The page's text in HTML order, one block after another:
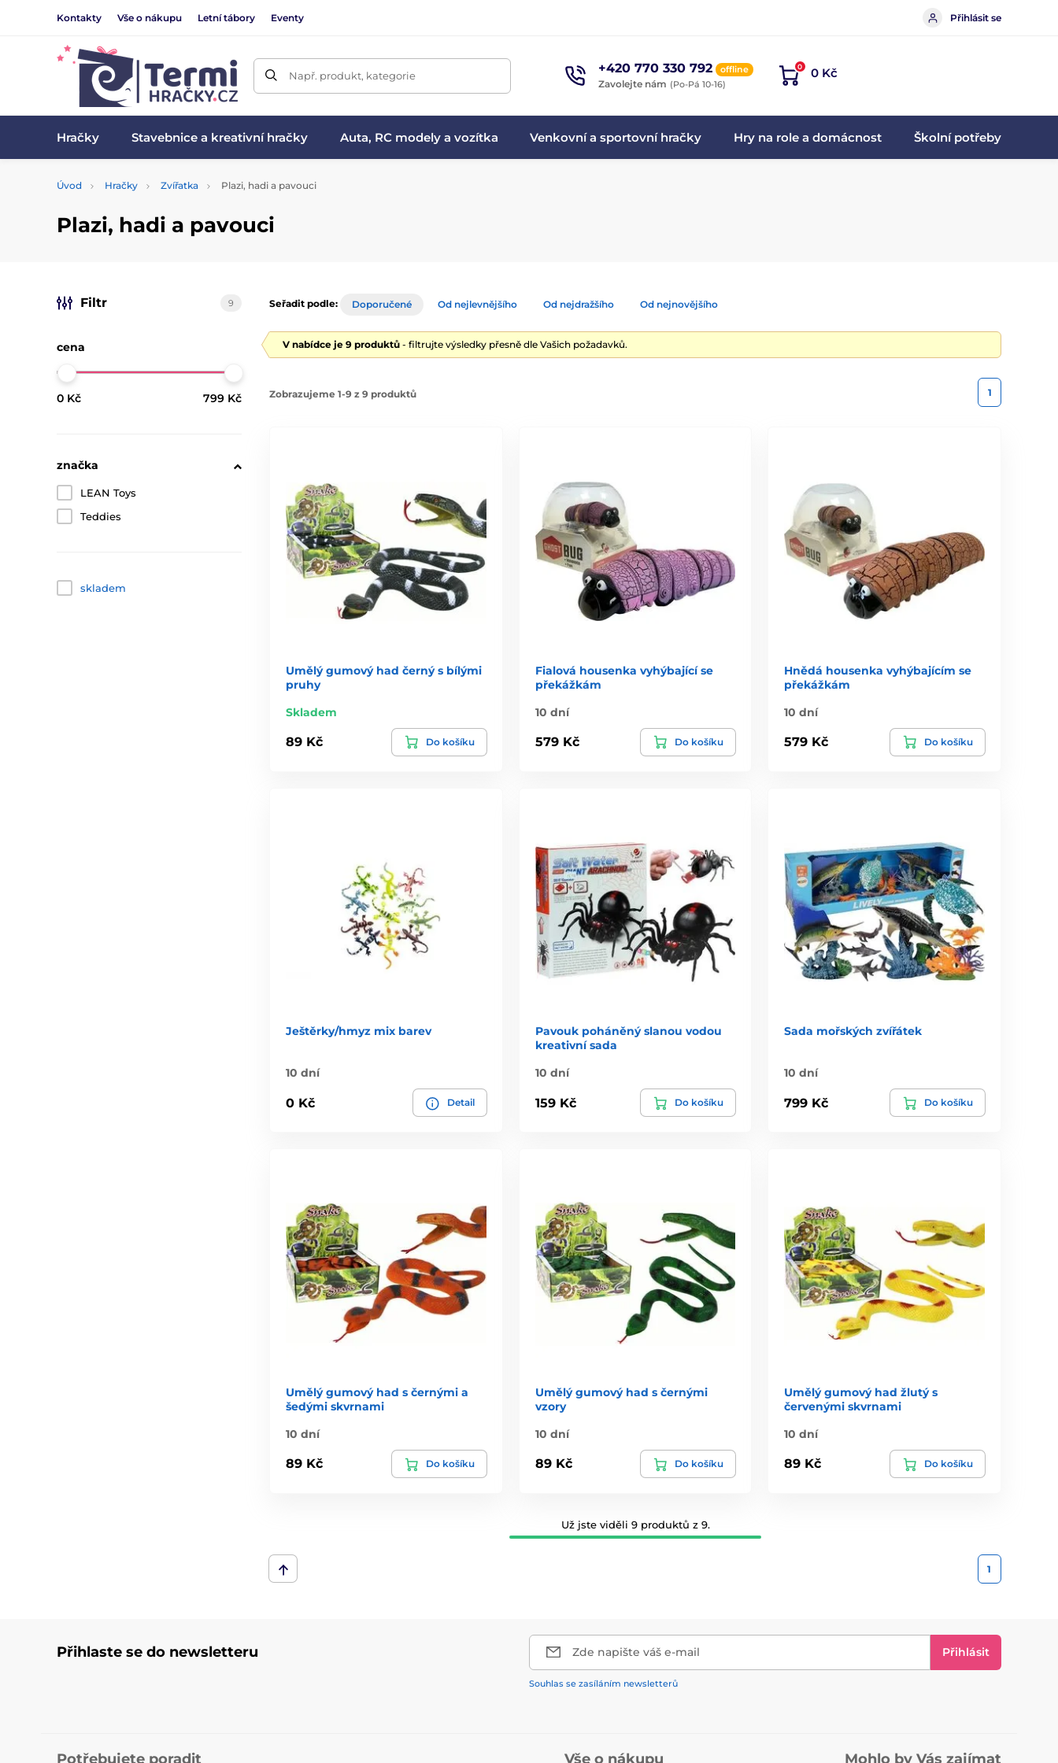
Kontakty Vše o nákupu Letní tábory Eventy Přihlásit se
Např. produkt, kategorie +420 770 330 792 offline
Zavolejte nám (Po-Pá 10-16)
0 0 Kč
Hračky Stavebnice a kreativní hračky Auta, RC modely a vozítka Venkovní a sportovní hračky Hry na role a domácnost Školní potřeby
Úvod Hračky Zvířatka Plazi, hadi a pavouci
Plazi, hadi a pavouci
Filtr 9
cena
0 Kč 799 Kč
značka
LEAN Toys
Teddies
skladem
Seřadit podle: Doporučené Od nejlevnějšího Od nejdražšího Od nejnovějšího
V nabídce je 9 produktů - filtrujte výsledky přesně dle Vašich požadavků.
Zobrazujeme 1-9 z 9 produktů 1
Umělý gumový had černý s bílými
pruhy
Skladem
89 Kč Do košíku
Fialová housenka vyhýbající se
překážkám
10 dní
579 Kč Do košíku
Hnědá housenka vyhýbajícím se
překážkám
10 dní
579 Kč Do košíku
Ještěrky/hmyz mix barev
10 dní
0 Kč Detail
Pavouk poháněný slanou vodou
kreativní sada
10 dní
159 Kč Do košíku
Sada mořských zvířátek
10 dní
799 Kč Do košíku
Umělý gumový had s černými a
šedými skvrnami
10 dní
89 Kč Do košíku
Umělý gumový had s černými
vzory
10 dní
89 Kč Do košíku
Umělý gumový had žlutý s
červenými skvrnami
10 dní
89 Kč Do košíku
Už jste viděli 9 produktů z 9.
1
Přihlaste se do newsletteru Zde napište váš e-mail Přihlásit
Souhlas se zasíláním newsletterů
Potřebujete poradit Vše o nákupu Mohlo by Vás zajímat